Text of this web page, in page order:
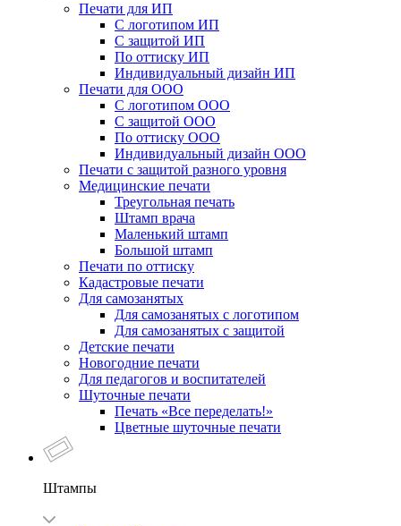
Печати для ИП
С логотипом ИП
С защитой ИП
По оттиску ИП
Индивидуальный дизайн ИП
Печати для ООО
С логотипом ООО
С защитой ООО
По оттиску ООО
Индивидуальный дизайн ООО
Печати с защитой разного уровня
Медицинские печати
Треугольная печать
Штамп врача
Маленький штамп
Большой штамп
Печати по оттиску
Кадастровые печати
Для самозанятых
Для самозанятых с логотипом
Для самозанятых с защитой
Детские печати
Новогодние печати
Для педагогов и воспитателей
Шуточные печати
Печать «Все переделать!»
Цветные шуточные печати
Штампы